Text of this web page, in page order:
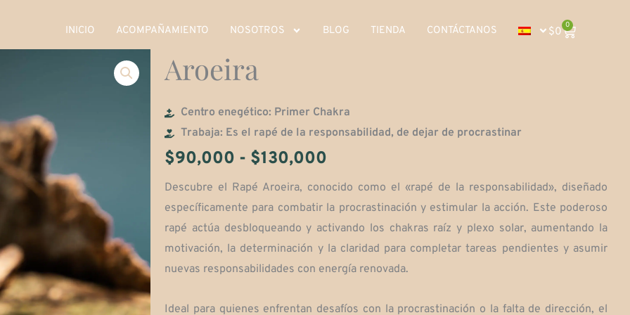
INICIO ACOMPAÑAMIENTO NOSOTROS BLOG TIENDA CONTÁCTANOS $0 0
Carrito
Aroeira
Centro enegético: Primer Chakra
Trabaja: Es el rapé de la responsabilidad, de dejar de procrastinar
$90,000 - $130,000
de
precios:
desde
$90,000
Descubre el Rapé Aroeira, conocido como el «rapé de la responsabilidad», diseñado
específicamente para combatir la procrastinación y estimular la acción. Este poderoso
rapé actúa desbloqueando y activando los chakras raíz y plexo solar, aumentando la
motivación, la determinación y la claridad para completar tareas pendientes y asumir
nuevas responsabilidades con energía renovada.
Ideal para quienes enfrentan desafíos con la procrastinación o la falta de dirección, el